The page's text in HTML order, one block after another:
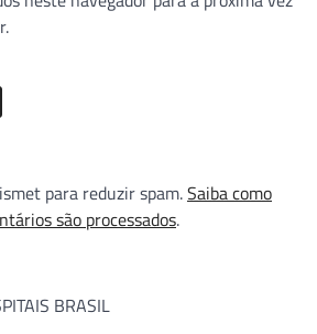
para reduzir spam.Saiba como
são processados.
BRASIL